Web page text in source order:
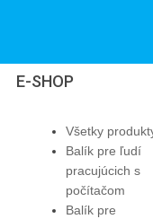
E-SHOP
Všetky
Balík pre ľudí
pracujúcich s
počítačom
Balík pre